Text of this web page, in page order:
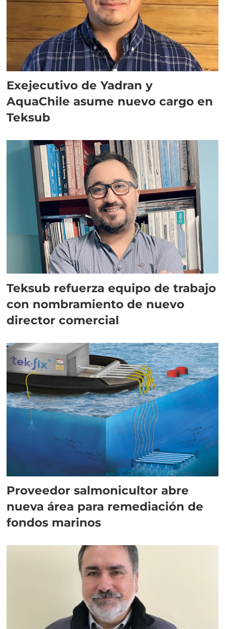
Exejecutivo de Yadran y
AquaChile asume nuevo cargo en
Teksub
Teksub refuerza equipo de trabajo
con nombramiento de nuevo
director comercial
Proveedor salmonicultor abre
nueva área para remediación de
fondos marinos